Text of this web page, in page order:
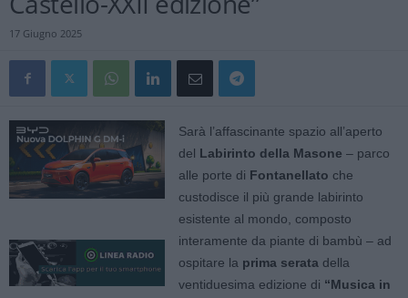
17 Giugno 2025
Sarà l’affascinante spazio all’aperto
del Labirinto della Masone – parco
alle porte di Fontanellato che
custodisce il più grande labirinto
esistente al mondo, composto
interamente da piante di bambù – ad
ospitare la prima serata della
ventiduesima edizione di “Musica in